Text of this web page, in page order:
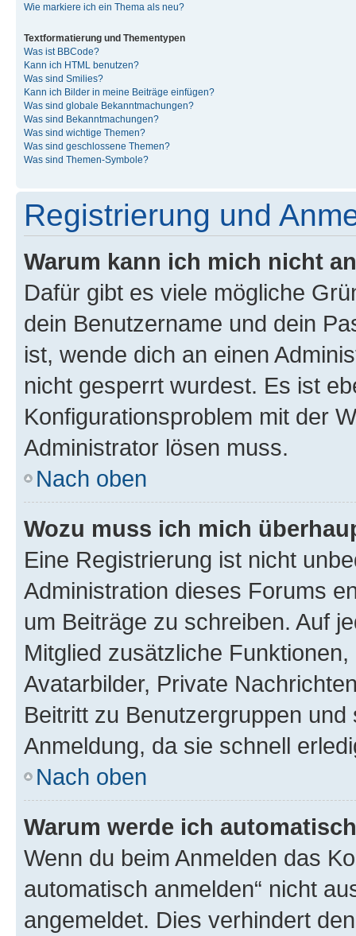
Wie markiere ich ein Thema als neu?
Textformatierung und Thementypen
Was ist BBCode?
Kann ich HTML benutzen?
Was sind Smilies?
Kann ich Bilder in meine Beiträge einfügen?
Was sind globale Bekanntmachungen?
Was sind Bekanntmachungen?
Was sind wichtige Themen?
Was sind geschlossene Themen?
Was sind Themen-Symbole?
Registrierung und
Warum kann ich mich nicht
Dafür gibt es viele mögliche
dein Benutzername und dein
ist, wende dich an einen
nicht gesperrt wurdest. Es ist
Konfigurationsproblem mit der
Administrator lösen muss.
Nach oben
Wozu muss ich mich
Eine Registrierung ist nicht
Administration dieses Forums
um Beiträge zu schreiben. Auf
Mitglied zusätzliche
Avatarbilder, Private
Beitritt zu Benutzergruppen
Anmeldung, da sie schnell
Nach oben
Warum werde ich
Wenn du beim Anmelden das
automatisch anmelden“ nicht
angemeldet. Dies verhindert